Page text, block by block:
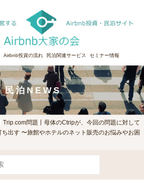
Airbnb投資の流れ 民泊関連サービス セミナー情報
民泊NEWS
Trip.com問題丨母体のCtripが、今回の問題に対して
出す 〜旅館やホテルのネット販売のお悩みやお困